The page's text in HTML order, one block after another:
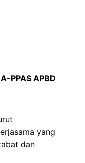
PPAS APBD
yang
dan